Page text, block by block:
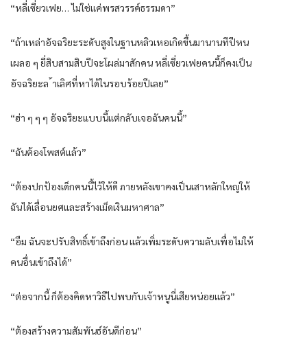
“หลี่เซี่ยวเฟย… ไม่ใช่แค่พรสวรรค์ธรรมดา”
“ถ้าเหล่าอัจฉริยะระดับสูงในฐานหลิวเหอเกิดขึ้นมานานทีปีหน
เผลอ ๆ ยี่สิบสามสิบปีจะโผล่มาสักคน หลี่เซี่ยวเฟยคนนี้ก็คงเป็น
อัจฉริยะล ้าเลิศที่หาได้ในรอบร้อยปีเลย”
“ฮ่า ๆ ๆ ๆ อัจฉริยะแบบนี้แต่กลับเจอฉันคนนี้”
“ฉันต้องโพสต์แล้ว”
“ต้องปกป้องเด็กคนนี้ไว้ให้ดี ภายหลังเขาคงเป็นเสาหลักใหญ่ให้
ฉันได้เลื่อนยศและสร้างเม็ดเงินมหาศาล”
“อืม ฉันจะปรับสิทธิ์เข้าถึงก่อน แล้วเพิ่มระดับความลับเพื่อไม่ให้
คนอื่นเข้าถึงได้”
“ต่อจากนี้ ก็ต้องคิดหาวิธีไปพบกับเจ้าหนูนี่เสียหน่อยแล้ว”
“ต้องสร้างความสัมพันธ์อันดีก่อน”